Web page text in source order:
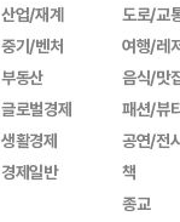
산업/재계
중기/벤처
부동산
글로벌경제
생활경제
경제일반
도로/교
여행/레
음식/맛
패션/뷰
공연/전
책
종교